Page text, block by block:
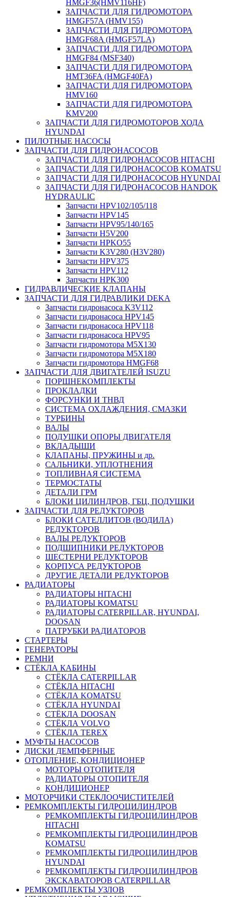
HMGF36(HMV116HF)
ЗАПЧАСТИ ДЛЯ ГИДРОМОТОРА
HMGF57A (HMV155)
ЗАПЧАСТИ ДЛЯ ГИДРОМОТОРА
HMGF68A (HMGF57LA)
ЗАПЧАСТИ ДЛЯ ГИДРОМОТОРА
HMGF84 (MSF340)
ЗАПЧАСТИ ДЛЯ ГИДРОМОТОРА
HMT36FA (HMGF40FA)
ЗАПЧАСТИ ДЛЯ ГИДРОМОТОРА
HMV160
ЗАПЧАСТИ ДЛЯ ГИДРОМОТОРА
KMV200
ЗАПЧАСТИ ДЛЯ ГИДРОМОТОРОВ ХОДА
HYUNDAI
ПИЛОТНЫЕ НАСОСЫ
ЗАПЧАСТИ ДЛЯ ГИДРОНАСОСОВ
ЗАПЧАСТИ ДЛЯ ГИДРОНАСОСОВ HITACHI
ЗАПЧАСТИ ДЛЯ ГИДРОНАСОСОВ KOMATSU
ЗАПЧАСТИ ДЛЯ ГИДРОНАСОСОВ HYUNDAI
ЗАПЧАСТИ ДЛЯ ГИДРОНАСОСОВ HANDOK
HYDRAULIC
Запчасти HPV102/105/118
Запчасти HPV145
Запчасти HPV95/140/165
Запчасти H5V200
Запчасти HPKO55
Запчасти K3V280 (H3V280)
Запчасти HPV375
Запчасти HPV112
Запчасти HPK300
ГИДРАВЛИЧЕСКИЕ КЛАПАНЫ
ЗАПЧАСТИ ДЛЯ ГИДРАВЛИКИ DEKA
Запчасти гидронасоса K3V112
Запчасти гидронасоса HPV145
Запчасти гидронасоса HPV118
Запчасти гидронасоса HPV95
Запчасти гидромотора M5X130
Запчасти гидромотора M5X180
Запчасти гидромотора HMGF68
ЗАПЧАСТИ ДЛЯ ДВИГАТЕЛЕЙ ISUZU
ПОРШНЕКОМПЛЕКТЫ
ПРОКЛАДКИ
ФОРСУНКИ И ТНВД
СИСТЕМА ОХЛАЖДЕНИЯ, СМАЗКИ
ТУРБИНЫ
ВАЛЫ
ПОДУШКИ ОПОРЫ ДВИГАТЕЛЯ
ВКЛАДЫШИ
КЛАПАНЫ, ПРУЖИНЫ и др.
САЛЬНИКИ, УПЛОТНЕНИЯ
ТОПЛИВНАЯ СИСТЕМА
ТЕРМОСТАТЫ
ДЕТАЛИ ГРМ
БЛОКИ ЦИЛИНДРОВ, ГБЦ, ПОДУШКИ
ЗАПЧАСТИ ДЛЯ РЕДУКТОРОВ
БЛОКИ САТЕЛЛИТОВ (ВОДИЛА)
РЕДУКТОРОВ
ВАЛЫ РЕДУКТОРОВ
ПОДШИПНИКИ РЕДУКТОРОВ
ШЕСТЕРНИ РЕДУКТОРОВ
КОРПУСА РЕДУКТОРОВ
ДРУГИЕ ДЕТАЛИ РЕДУКТОРОВ
РАДИАТОРЫ
РАДИАТОРЫ HITACHI
РАДИАТОРЫ KOMATSU
РАДИАТОРЫ CATERPILLAR, HYUNDAI,
DOOSAN
ПАТРУБКИ РАДИАТОРОВ
СТАРТЕРЫ
ГЕНЕРАТОРЫ
РЕМНИ
СТЁКЛА КАБИНЫ
СТЁКЛА CATERPILLAR
СТЁКЛА HITACHI
СТЁКЛА KOMATSU
СТЁКЛА HYUNDAI
СТЁКЛА DOOSAN
СТЁКЛА VOLVO
СТЁКЛА TEREX
МУФТЫ НАСОСОВ
ДИСКИ ДЕМПФЕРНЫЕ
ОТОПЛЕНИЕ, КОНДИЦИОНЕР
МОТОРЫ ОТОПИТЕЛЯ
РАДИАТОРЫ ОТОПИТЕЛЯ
КОНДИЦИОНЕР
МОТОРЧИКИ СТЕКЛООЧИСТИТЕЛЕЙ
РЕМКОМПЛЕКТЫ ГИДРОЦИЛИНДРОВ
РЕМКОМПЛЕКТЫ ГИДРОЦИЛИНДРОВ
HITACHI
РЕМКОМПЛЕКТЫ ГИДРОЦИЛИНДРОВ
KOMATSU
РЕМКОМПЛЕКТЫ ГИДРОЦИЛИНДРОВ
HYUNDAI
РЕМКОМПЛЕКТЫ ГИДРОЦИЛИНДРОВ
ЭКСКАВАТОРОВ CATERPILLAR
РЕМКОМПЛЕКТЫ УЗЛОВ